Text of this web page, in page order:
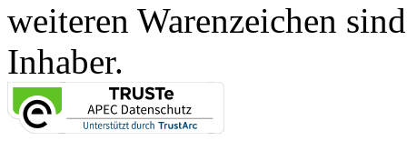
weiteren Warenzeichen
Inhaber.